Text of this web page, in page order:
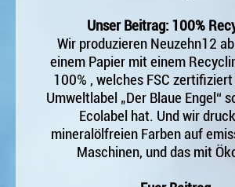
Unser Beitrag: 100%
Wir produzieren Neuzehn12
einem Papier mit einem
100% , welches FSC
Umweltlabel „Der Blaue Engel“
Ecolabel hat. Und wir
mineralölfreien Farben auf
Maschinen, und das mit